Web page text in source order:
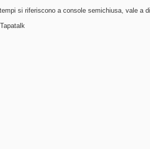
si riferiscono a console semichiusa, vale